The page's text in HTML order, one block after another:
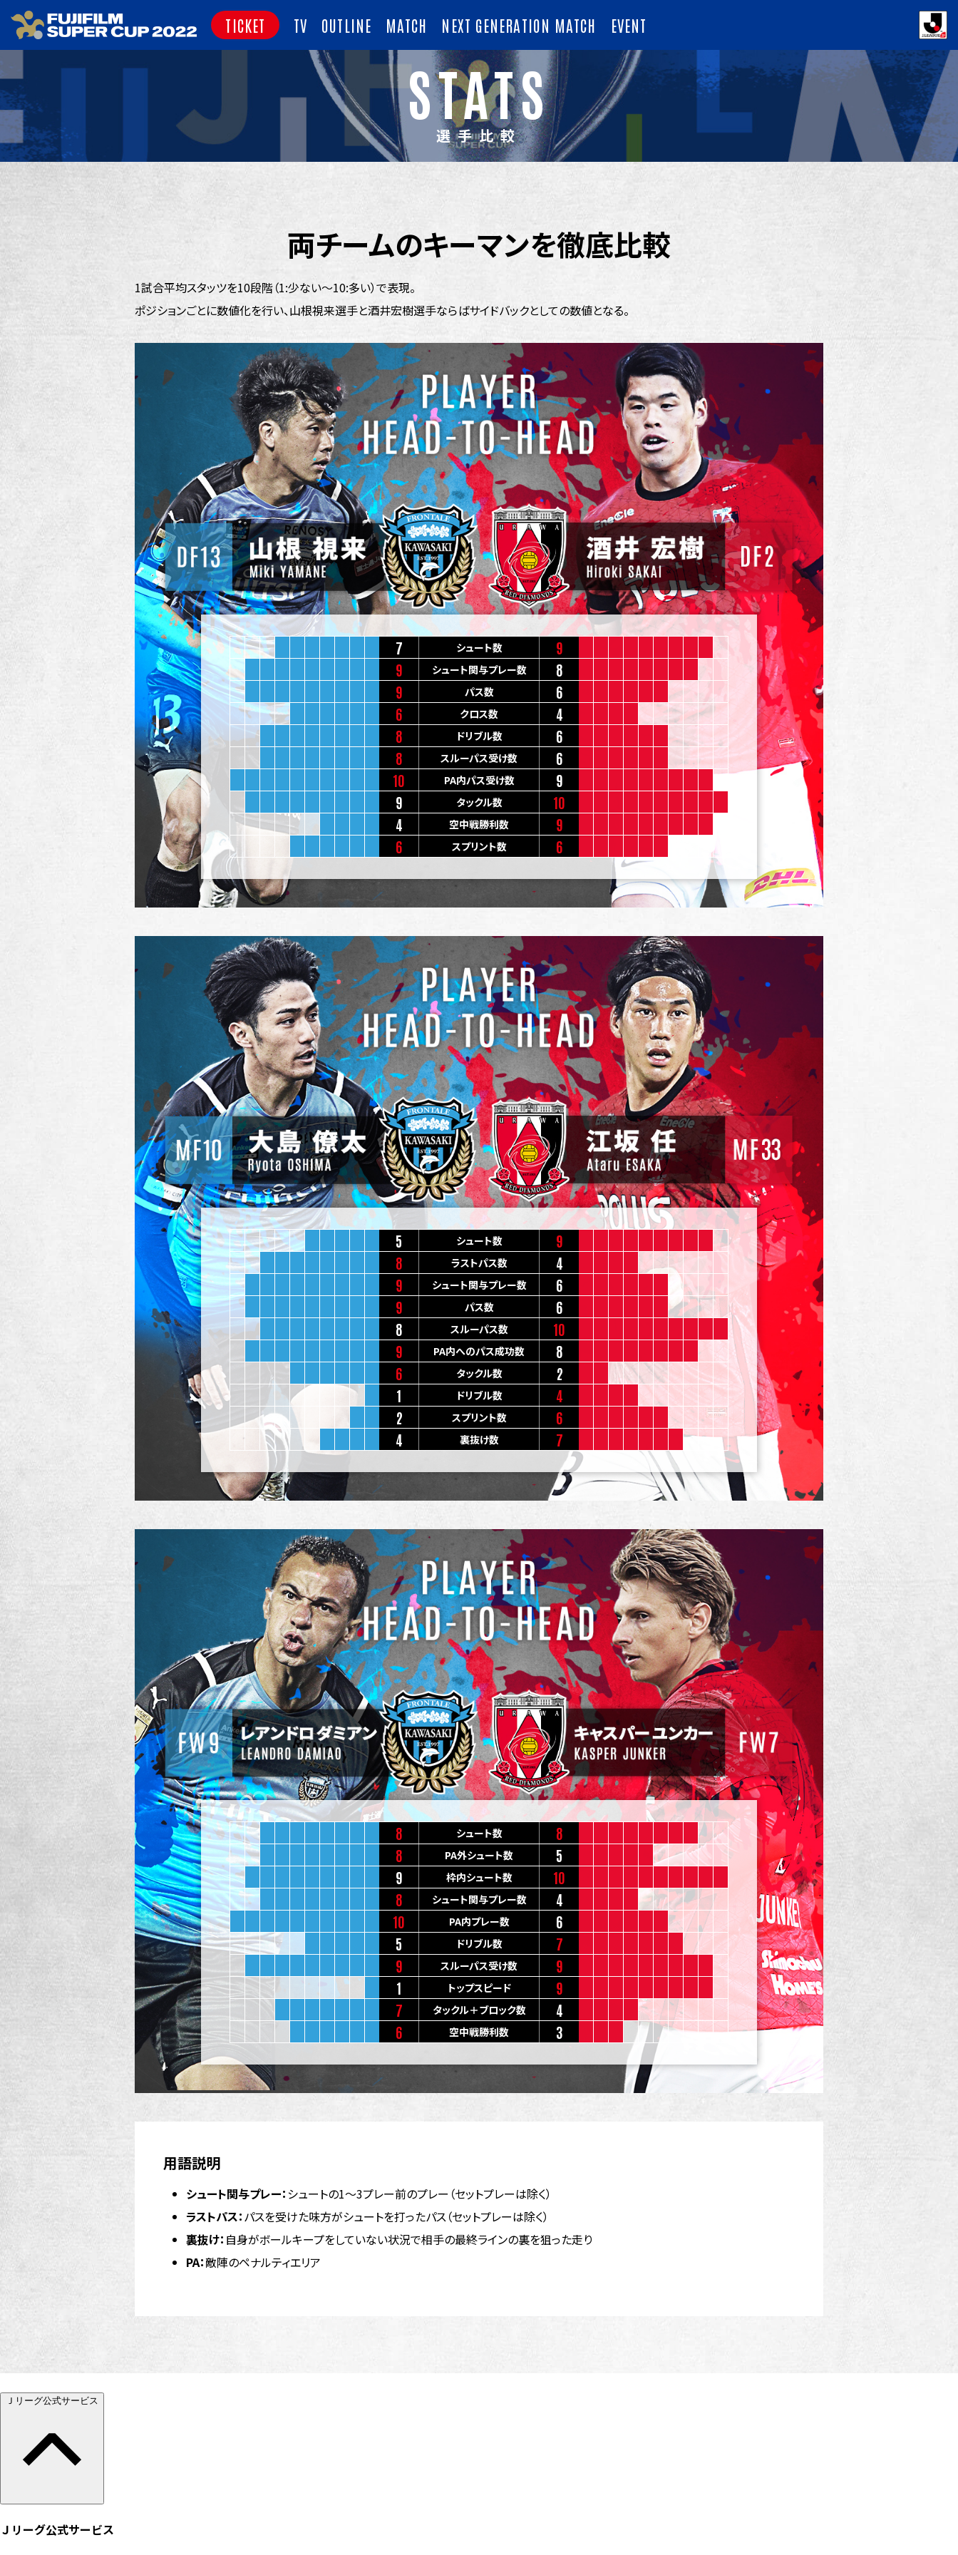
TICKET TV OUTLINE MATCH NEXT GENERATION MATCH EVENT
STATS
選手比較
両チームのキーマンを徹底比較
1試合平均スタッツを10段階（1:少ない～10:多い）で表現。
ポジションごとに数値化を行い、山根視来選手と酒井宏樹選手ならばサイドバックとしての数値となる。
7 シュート数
9
9
シュート関与プレー数
8
9
パス数
6
6
クロス数
4
8
ドリブル数
6
8
スルーパス受け数
6
10
PA内パス受け数
9
9
タックル数
10
4
空中戦勝利数
9
6
スプリント数 6
5 シュート数
9
8
ラストパス数
4
9
シュート関与プレー数
6
9
パス数
6
8
スルーパス数
10
9
PA内へのパス成功数
8
6
タックル数
2
1
ドリブル数
4
2
スプリント数
6
4
裏抜け数 7
8 シュート数
8
8
PA外シュート数
5
9
枠内シュート数
10
8
シュート関与プレー数
4
10
PA内プレー数
6
5
ドリブル数
7
9
スルーパス受け数
9
1
トップスピード
9
7
タックル＋ブロック数
4
6
空中戦勝利数 3
用語説明
シュート関与プレー：シュートの1～3プレー前のプレー（セットプレーは除く）
ラストパス：パスを受けた味方がシュートを打ったパス（セットプレーは除く）
裏抜け： 自身がボールキープをしていない状況で相手の最終ラインの裏を狙った走り
PA：敵陣のペナルティエリア